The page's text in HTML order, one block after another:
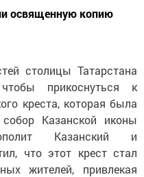
освященную копию
столицы Татарстана
прикоснуться к
креста, которая была
Казанской иконы
Казанский и
что этот крест стал
жителей, привлекая